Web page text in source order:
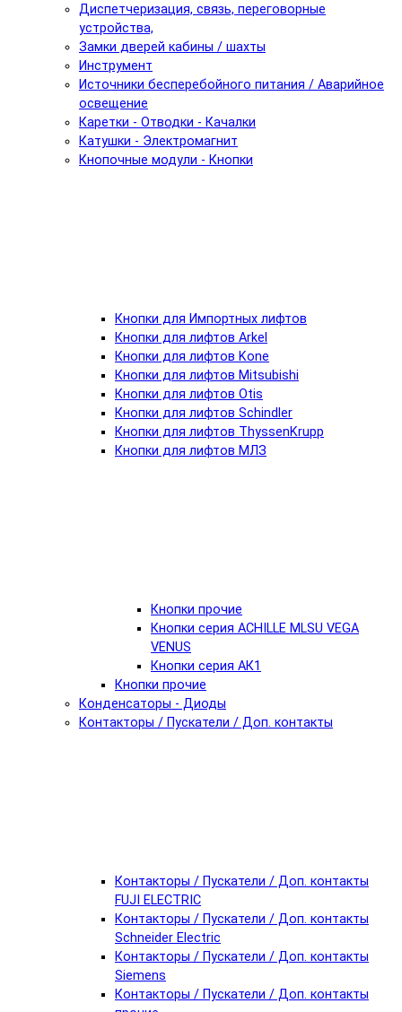
Диспетчеризация, связь, переговорные
устройства,
Замки дверей кабины / шахты
Инструмент
Источники бесперебойного питания / Аварийное
освещение
Каретки - Отводки - Качалки
Катушки - Электромагнит
Кнопочные модули - Кнопки
Кнопки для Импортных лифтов
Кнопки для лифтов Arkel
Кнопки для лифтов Kone
Кнопки для лифтов Mitsubishi
Кнопки для лифтов Otis
Кнопки для лифтов Schindler
Кнопки для лифтов ThyssenKrupp
Кнопки для лифтов МЛЗ
Кнопки прочие
Кнопки серия ACHILLE MLSU VEGA
VENUS
Кнопки серия АК1
Кнопки прочие
Конденсаторы - Диоды
Контакторы / Пускатели / Доп. контакты
Контакторы / Пускатели / Доп. контакты
FUJI ELECTRIC
Контакторы / Пускатели / Доп. контакты
Schneider Electric
Контакторы / Пускатели / Доп. контакты
Siemens
Контакторы / Пускатели / Доп. контакты